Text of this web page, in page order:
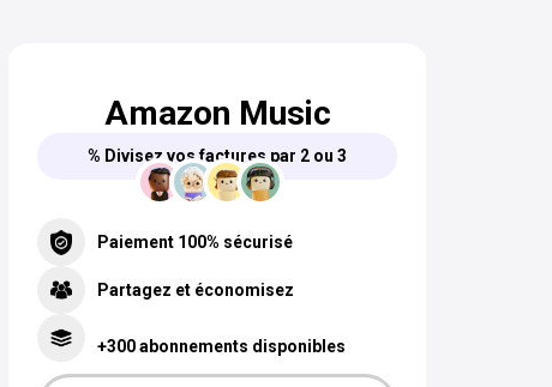
Amazon Music
% Divisez vos factures par 2 ou 3
Paiement 100% sécurisé
Partagez et économisez
+300 abonnements disponibles